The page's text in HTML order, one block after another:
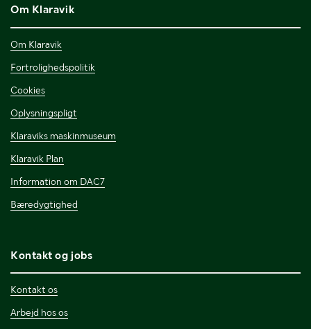
Om Klaravik
Om Klaravik
Fortrolighedspolitik
Cookies
Oplysningspligt
Klaraviks maskinmuseum
Klaravik Plan
Information om DAC7
Bæredygtighed
Kontakt og jobs
Kontakt os
Arbejd hos os